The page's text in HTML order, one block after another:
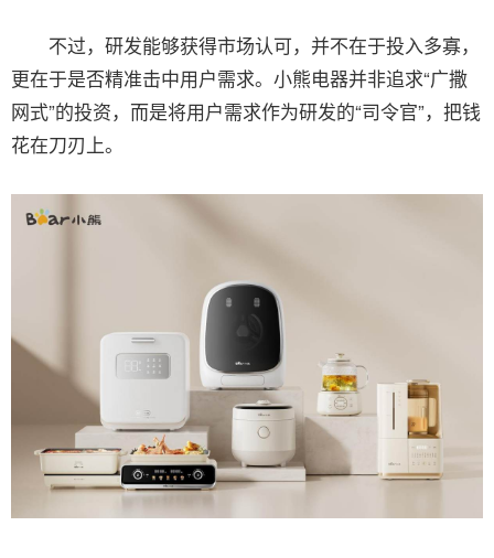
不过，研发能够获得市场认可，并不在于投入多寡，
更在于是否精准击中用户需求。小熊电器并非追求“广撒
网式”的投资，而是将用户需求作为研发的“司令官”，把钱
花在刀刃上。